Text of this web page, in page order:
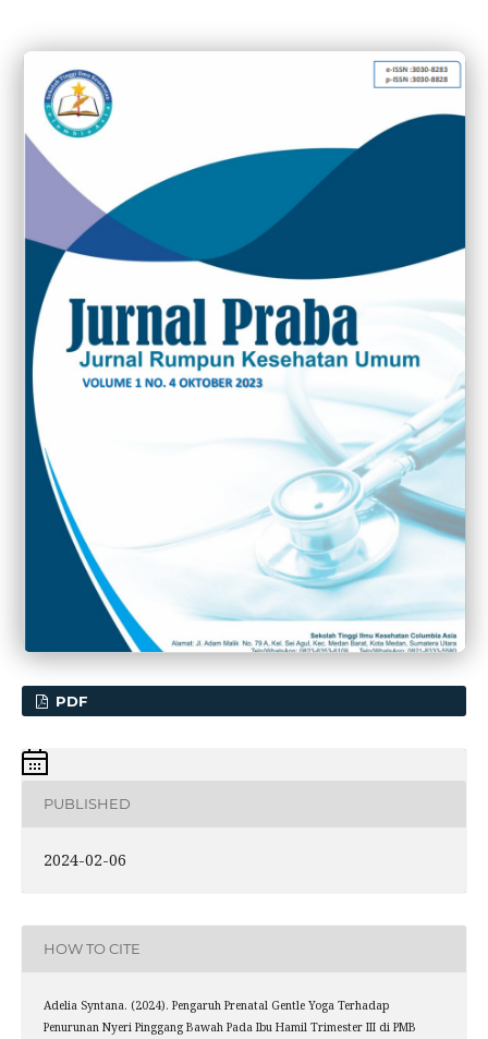
PDF
PUBLISHED
2024-02-06
HOW TO CITE
Adelia Syntana. (2024). Pengaruh Prenatal Gentle Yoga Terhadap
Penurunan Nyeri Pinggang Bawah Pada Ibu Hamil Trimester III di PMB